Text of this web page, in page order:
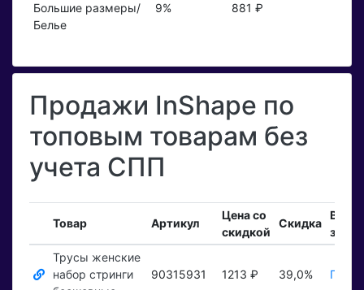
Большие размеры/
Белье
9% 881 ₽
Продажи InShape по
топовым товарам без
учета СПП
Товар Артикул
Цена со
скидкой
Скидка
Трусы женские
набор стринги
90315931 1213 ₽ 39,0%